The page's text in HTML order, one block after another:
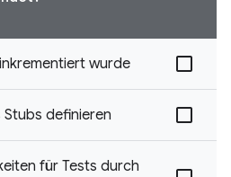
wurde
Stubs definieren
für Tests durch